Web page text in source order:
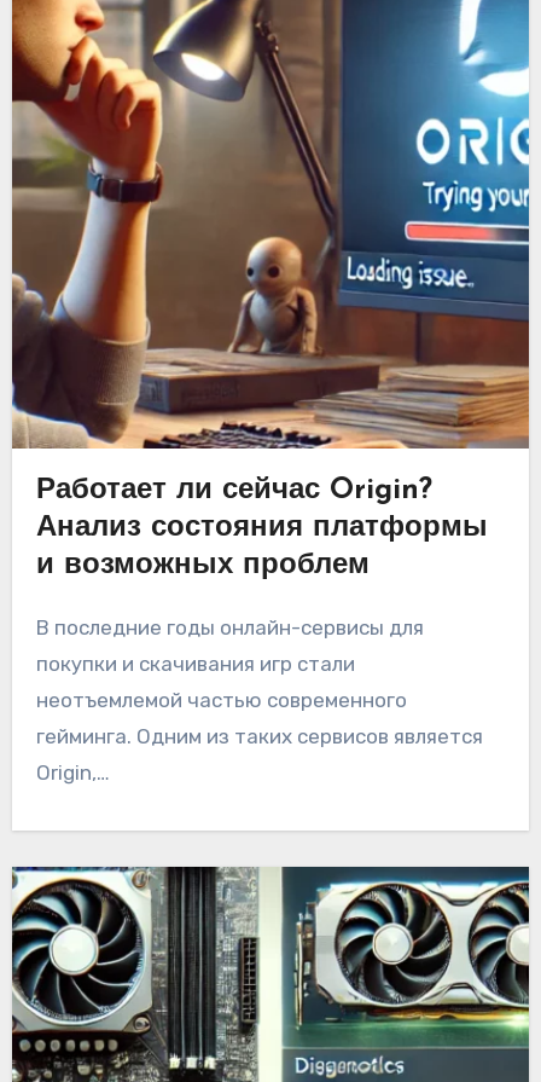
Работает ли сейчас Origin?
Анализ состояния платформы
и возможных проблем
В последние годы онлайн-сервисы для
покупки и скачивания игр стали
неотъемлемой частью современного
гейминга. Одним из таких сервисов является
Origin,…